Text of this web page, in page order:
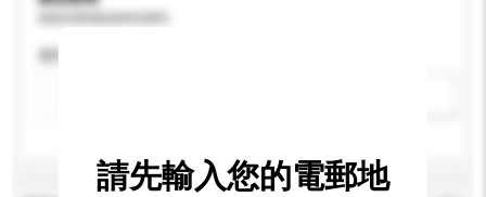
請先輸入您的電郵地